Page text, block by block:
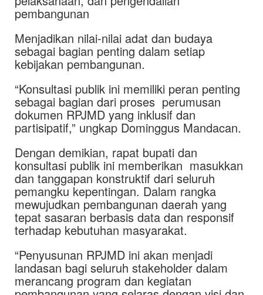
pembangunan
Menjadikan nilai-nilai adat dan budaya
sebagai bagian penting dalam setiap
kebijakan pembangunan.
“Konsultasi publik ini memiliki peran penting
sebagai bagian dari proses perumusan
dokumen RPJMD yang inklusif dan
partisipatif,” ungkap Dominggus Mandacan.
Dengan demikian, rapat bupati dan
konsultasi publik ini memberikan masukkan
dan tanggapan konstruktif dari seluruh
pemangku kepentingan. Dalam rangka
mewujudkan pembangunan daerah yang
tepat sasaran berbasis data dan responsif
terhadap kebutuhan masyarakat.
“Penyusunan RPJMD ini akan menjadi
landasan bagi seluruh stakeholder dalam
merancang program dan kegiatan